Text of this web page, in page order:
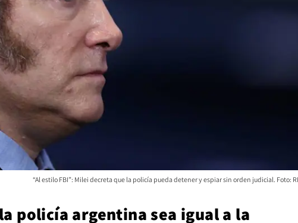
“Al estilo FBI”: Milei decreta que la policía pueda detener y espiar sin orden judicial. Foto:
policía argentina sea igual a la